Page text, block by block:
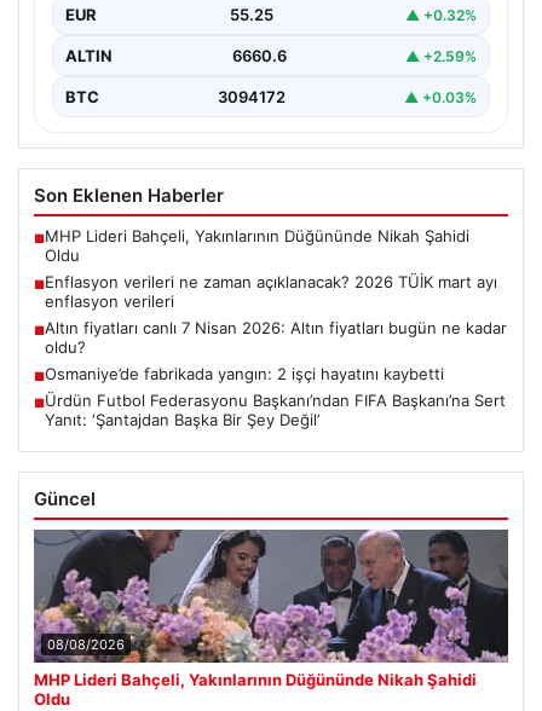
EUR 55.25 ▲ +0.32%
ALTIN 6660.6 ▲ +2.59%
BTC 3094172 ▲ +0.03%
Son Eklenen Haberler
■MHP Lideri Bahçeli, Yakınlarının Düğününde Nikah Şahidi
Oldu
■Enflasyon verileri ne zaman açıklanacak? 2026 TÜİK mart ayı
enflasyon verileri
■Altın fiyatları canlı 7 Nisan 2026: Altın fiyatları bugün ne kadar
oldu?
■Osmaniye’de fabrikada yangın: 2 işçi hayatını kaybetti
■Ürdün Futbol Federasyonu Başkanı’ndan FIFA Başkanı’na Sert
Yanıt: ‘Şantajdan Başka Bir Şey Değil’
Güncel
08/08/2026
MHP Lideri Bahçeli, Yakınlarının Düğününde Nikah Şahidi
Oldu